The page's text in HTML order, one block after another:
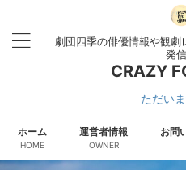
劇団四季の俳優情報や観
発
CRAZY
ただいまサ
ホーム
HOME
運営者情報
OWNER
お問